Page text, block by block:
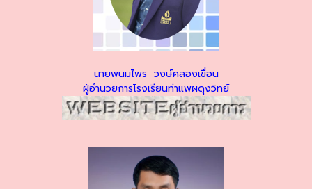
นายพนมไพร วงษ์คลองเขื่อน
ผู้อำนวยการโรงเรียนท่าแพผดุงวิทย์